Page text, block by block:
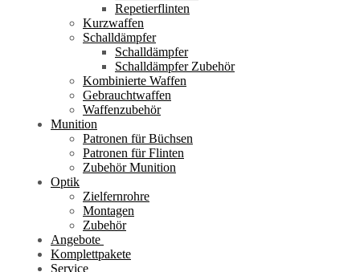
Repetierflinten
Kurzwaffen
Schalldämpfer
Schalldämpfer
Schalldämpfer Zubehör
Kombinierte Waffen
Gebrauchtwaffen
Waffenzubehör
Munition
Patronen für Büchsen
Patronen für Flinten
Zubehör Munition
Optik
Zielfernrohre
Montagen
Zubehör
Angebote
Komplettpakete
Service